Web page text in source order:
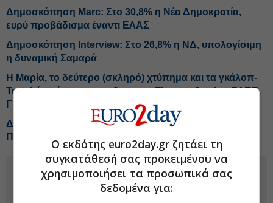
Δημοσκόπηση Marc: Στο 30,8% η Νέα Δημοκρατία,
ευρύ προβάδισμα έναντι ΕΛΑΣ
Δημοσκόπηση Interview: Στο 26,8% η ΝΔ, υπολογίσιμη
η δυναμική Σαμαρά
Η Μαρία, το δεύτερο (σκληρό) χτύπημα και τα γκάλοπ-
Τα ψιλά γράμματα στη Cenergy-Tips για Jumbo, ΕΛΠΕ,
ΓΕΚ Τέρνα
Δημοσκόπηση GPO: Δεύτερη θέση η ΕΛΑΣ, πτωτικά
ΠΑΣΟΚ, Καρυστιανού
Ο εκδότης euro2day.gr ζητάει τη
συγκατάθεσή σας προκειμένου να
χρησιμοποιήσει τα προσωπικά σας
δεδομένα για: